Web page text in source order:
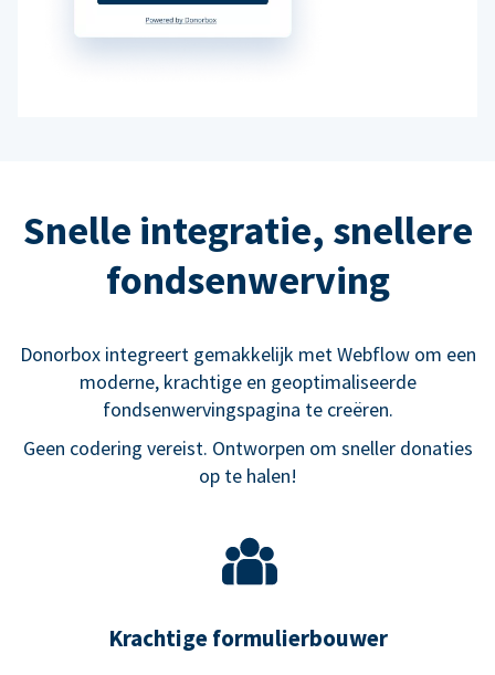
Snelle integratie, snellere
fondsenwerving
Donorbox integreert gemakkelijk met Webflow om een
moderne, krachtige en geoptimaliseerde
fondsenwervingspagina te creëren.
Geen codering vereist. Ontworpen om sneller donaties
op te halen!
Krachtige formulierbouwer